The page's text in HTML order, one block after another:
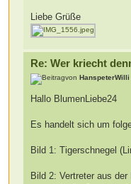
Liebe Grüße
Re: Wer kriecht
vonHanspeterWilli
Hallo BlumenLiebe24
Es handelt sich um
Bild 1: Tigerschnegel
Bild 2: Vertreter aus